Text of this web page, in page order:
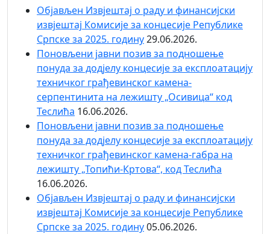
Објaвљен Извјештај о раду и финансијски
извјештај Комисије за концесије Републике
Српске за 2025. годину29.06.2026.
Поновљени јавни позив за подношење
понуда за додјелу концесије за експлоатацију
техничког грађевинског камена-
серпентинита на лежишту „Осивица“ код
Теслића 16.06.2026.
Поновљени јавни позив за подношење
понуда за додјелу концесије за експлоатацију
техничког грађевинског камена-габра на
лежишту „Топићи-Кртова“, код Теслића
16.06.2026.
Објaвљен Извјештај о раду и финансијски
извјештај Комисије за концесије Републике
Српске за 2025. годину05.06.2026.